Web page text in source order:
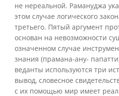
не нереальной. Рамануджа
этом случае логического
третьего. Пятый аргумент
основан на невозможности
означенном случае
знания (прамана-ану-
веданты используются три
вывод, словесное
с их помощью мир имеет